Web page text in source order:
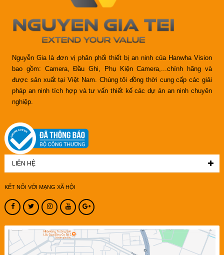
Nguyễn Gia là đơn vị phân phối thiết bị an ninh của Hanwha Vision
bao gồm: Camera, Đầu Ghi, Phụ Kiện Camera,...chính hãng và
được sản xuất tại Việt Nam. Chúng tôi đồng thời cung cấp các giải
pháp an ninh tích hợp và tư vấn thiết kế các dự án an ninh chuyên
nghiệp.
LIÊN HỆ
KẾT NỐI VỚI MẠNG XÃ HỘI